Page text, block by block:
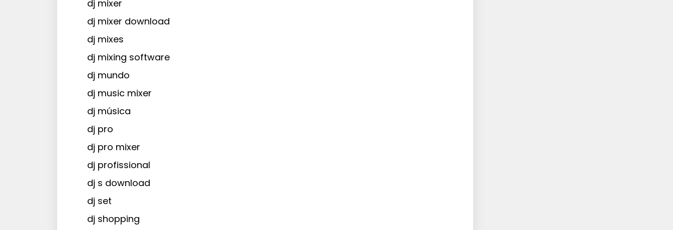
dj mixer
dj mixer download
dj mixes
dj mixing software
dj mundo
dj music mixer
dj música
dj pro
dj pro mixer
dj profissional
dj s download
dj set
dj shopping